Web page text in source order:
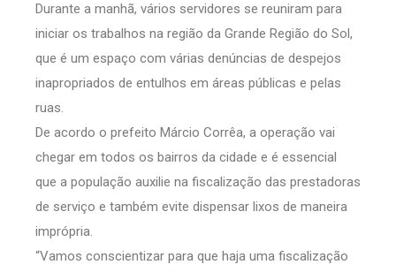
Durante a manhã, vários servidores se reuniram para
iniciar os trabalhos na região da Grande Região do Sol,
que é um espaço com várias denúncias de despejos
inapropriados de entulhos em áreas públicas e pelas
ruas.
De acordo o prefeito Márcio Corrêa, a operação vai
chegar em todos os bairros da cidade e é essencial
que a população auxilie na fiscalização das prestadoras
de serviço e também evite dispensar lixos de maneira
imprópria.
“Vamos conscientizar para que haja uma fiscalização